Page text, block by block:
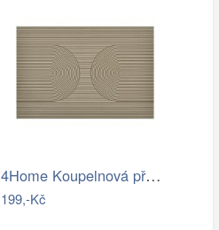
4Home Koupelnová předložka Infinity, 40…
199,-Kč